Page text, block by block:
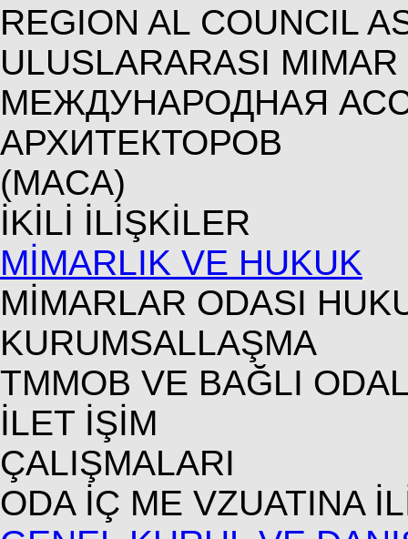
REGION AL COUNCIL
ULUSLARARASI
МЕЖДУНАРОДНАЯ
АРХИТЕКТОРОВ
(MACA)
İKİLİ İLİŞKİLER
MİMARLIK VE HUKUK
MİMARLAR ODASI
KURUMSALLAŞMA
TMMOB VE BAĞLI
İLET İŞİM
ÇALIŞMALARI
ODA İÇ ME VZUATINA